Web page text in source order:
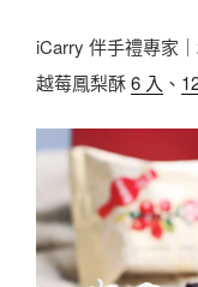
iCarry 伴手禮專家
越莓鳳梨酥6 入 、